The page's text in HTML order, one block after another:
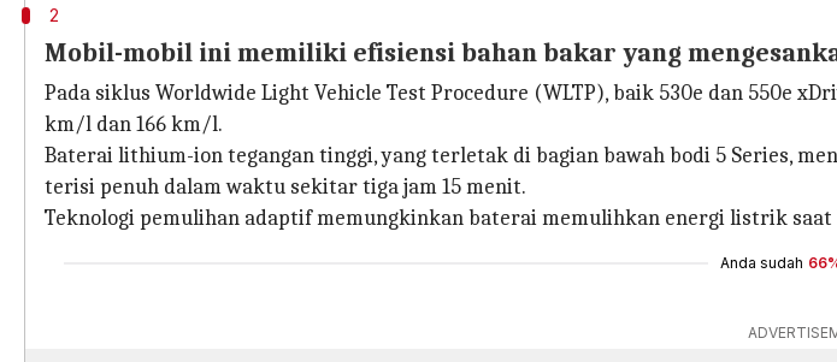
2
Mobil-mobil ini memiliki efisiensi bahan bakar yang
Pada siklus Worldwide Light Vehicle Test Procedure (WLTP), baik 530e dan 550e
km/l dan 166 km/l.
Baterai lithium-ion tegangan tinggi, yang terletak di bagian bawah bodi 5 Series,
terisi penuh dalam waktu sekitar tiga jam 15 menit.
Teknologi pemulihan adaptif memungkinkan baterai memulihkan energi listrik saat
Anda sudah